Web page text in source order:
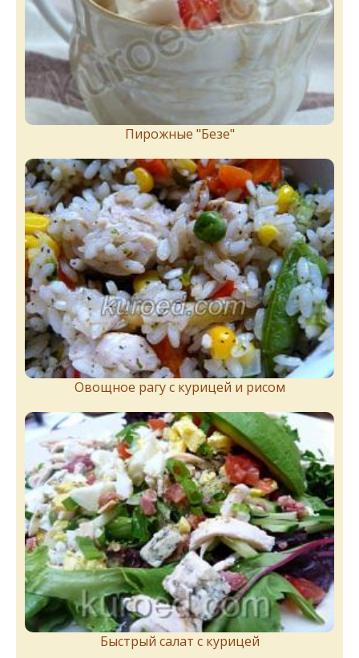
Пирожныe "Бeзe"
Овощное рагу с курицей и рисом
Быстрый салат с курицей